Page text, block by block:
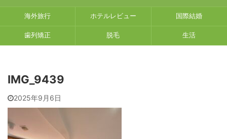
海外旅行 ホテルレビュー 国際結婚
歯列矯正 脱毛 生活
IMG_9439
2025年9月6日